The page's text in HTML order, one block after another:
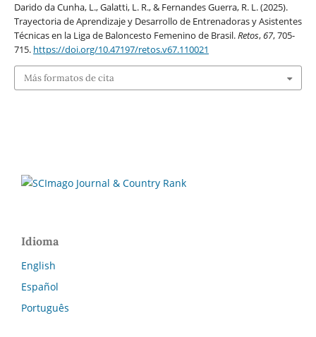
Darido da Cunha, L., Galatti, L. R., & Fernandes Guerra, R. L. (2025).
Trayectoria de Aprendizaje y Desarrollo de Entrenadoras y Asistentes
Técnicas en la Liga de Baloncesto Femenino de Brasil.Retos,67, 705-
715. https://doi.org/10.47197/retos.v67.110021
Más formatos de cita
Idioma
English
Español
Português